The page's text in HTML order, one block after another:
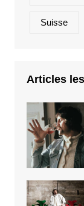
Suisse
Articles